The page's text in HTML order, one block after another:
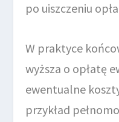
po uiszczeniu
W praktyce
wyższa o opłatę
ewentualne
przykład